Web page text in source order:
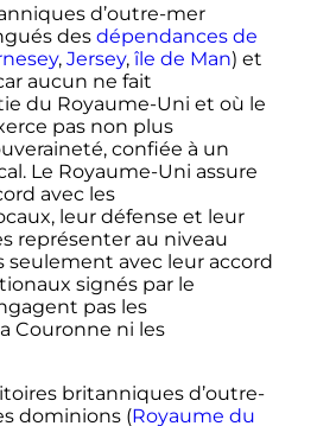
d’outre-mer
des dépendances de
, Jersey, île de Man) et
aucun ne fait
du Royaume-Uni et où le
pas non plus
confiée à un
Le Royaume-Uni assure
avec les
leur défense et leur
représenter au niveau
seulement avec leur accord
signés par le
pas les
Couronne ni les
britanniques d’outre-
dominions (Royaume du